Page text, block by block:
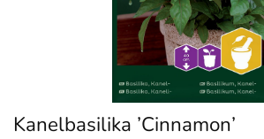
Kanelbasilika ’Cinnamon’